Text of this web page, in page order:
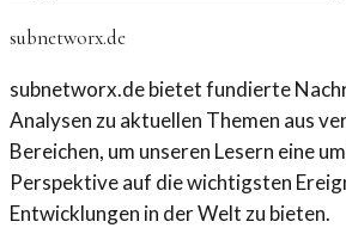
subnetworx.de
subnetworx.de bietet fundierte
Analysen zu aktuellen Themen aus
Bereichen, um unseren Lesern eine
Perspektive auf die wichtigsten
Entwicklungen in der Welt zu bieten.